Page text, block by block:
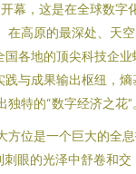
幕，这是在全球数字
在高原的最深处、天
国各地的顶尖科技企业
践与成果输出枢纽，熵
特的“数字经济之花”
方位是一个巨大的全
眼的光泽中舒卷和交